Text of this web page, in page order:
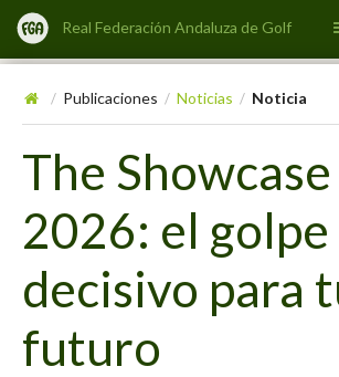
Real Federación Andaluza de Golf
/ Publicaciones / Noticias / Noticia
The
2026: el golpe
decisivo para
futuro